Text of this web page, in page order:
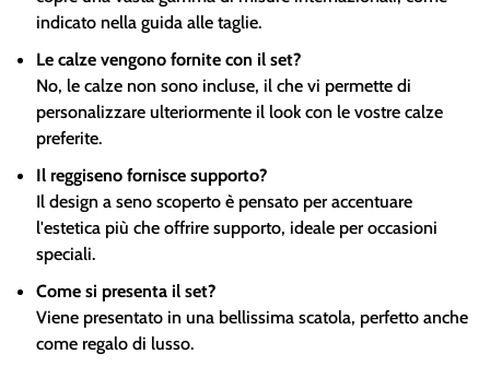
indicato nella guida alle taglie.
Le calze vengono fornite con il set?
No, le calze non sono incluse, il che vi permette di
personalizzare ulteriormente il look con le vostre calze
preferite.
Il reggiseno fornisce supporto?
Il design a seno scoperto è pensato per accentuare
l'estetica più che offrire supporto, ideale per occasioni
speciali.
Come si presenta il set?
Viene presentato in una bellissima scatola, perfetto anche
come regalo di lusso.